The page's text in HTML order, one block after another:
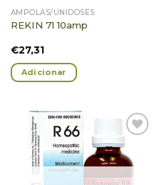
AMPOLAS/UNIDOSES
REKIN 71 10amp
€27,31
Adicionar
Adicionar
Favoritos